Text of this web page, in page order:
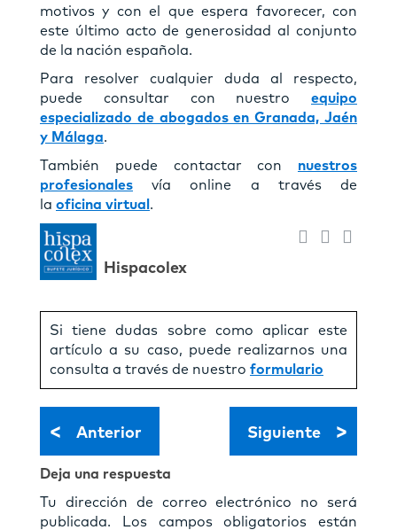
motivos y con el que espera favorecer, con
este último acto de generosidad al conjunto
de la nación española.
Para resolver cualquier duda al respecto,
puede consultar con nuestro equipo
especializado de abogados en Granada, Jaén
y Málaga.
También puede contactar con nuestros
profesionales vía online a través de
la oficina virtual .
Hispacolex
Si tiene dudas sobre como aplicar este
artículo a su caso, puede realizarnos una
consulta a través de nuestro formulario
< Anterior Siguiente >
Deja una respuesta
Tu dirección de correo electrónico no será
publicada.
Los campos obligatorios están